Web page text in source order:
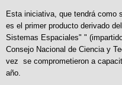
Esta iniciativa, que tendrá como
es el primer producto derivado
Sistemas Espaciales" "
Consejo Nacional de Ciencia y
vez se comprometieron a
año.